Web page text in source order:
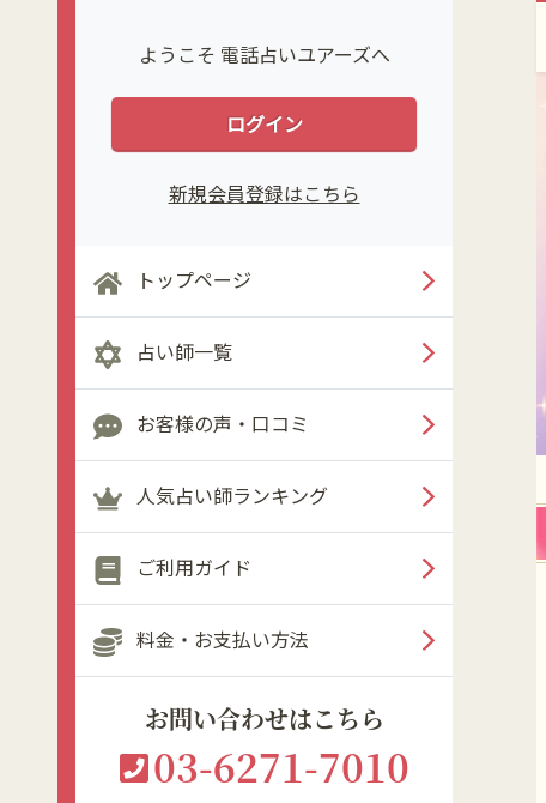
ようこそ 電話占いユアーズへ
ログイン
新規会員登録はこちら
トップページ
占い師一覧
お客様の声・口コミ
人気占い師ランキング
ご利用ガイド
料金・お支払い方法
お問い合わせはこちら
03-6271-7010